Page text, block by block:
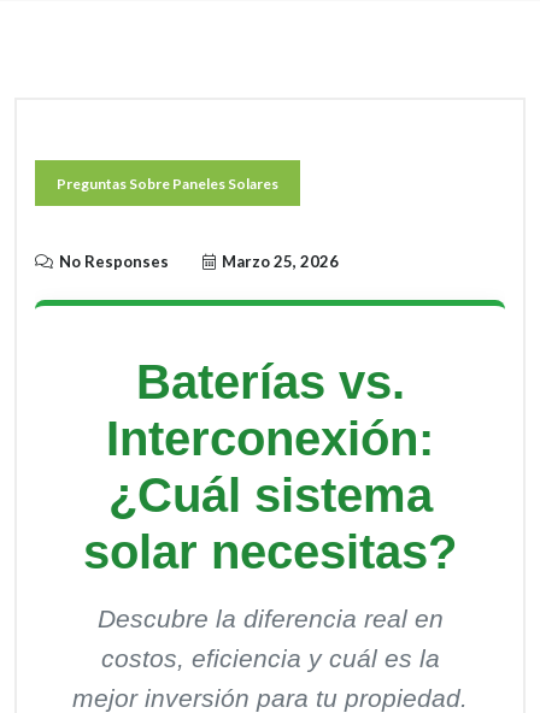
Preguntas Sobre Paneles Solares
No Responses Marzo 25, 2026
Baterías vs.
Interconexión:
¿Cuál sistema
solar necesitas?
Descubre la diferencia real en
costos, eficiencia y cuál es la
mejor inversión para tu propiedad.